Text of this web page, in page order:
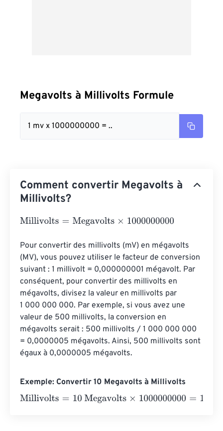
Megavolts à Millivolts Formule
1 mv x 1000000000 = ..
Comment convertir Megavolts à
Millivolts?
Millivolts=Megavolts×1000000000
Pour convertir des millivolts (mV) en mégavolts
(MV), vous pouvez utiliser le facteur de conversion
suivant : 1 millivolt = 0,000000001 mégavolt. Par
conséquent, pour convertir des millivolts en
mégavolts, divisez la valeur en millivolts par
1 000 000 000. Par exemple, si vous avez une
valeur de 500 millivolts, la conversion en
mégavolts serait : 500 millivolts / 1 000 000 000
= 0,0000005 mégavolts. Ainsi, 500 millivolts sont
égaux à 0,0000005 mégavolts.
Exemple: Convertir 10 Megavolts à Millivolts
Millivolts=10 Megavolts×1000000000=10000000000